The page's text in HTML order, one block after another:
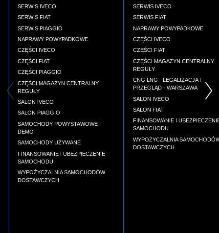
SERWIS IVECO
SERWIS FIAT
SERWIS PIAGGIO
NAPRAWY POWYPADKOWE
CZĘŚCI IVECO
CZĘŚCI FIAT
CZĘŚCI PIAGGIO
CZĘŚCI MAGAZYN CENTRALNY
REGUŁY
SALON IVECO
SALON PIAGGIO
SAMOCHODY POWYSTAWOWE I
DEMO
SAMOCHODY UŻYWANE
FINANSOWANIE I UBEZPIECZENIE
SAMOCHODU
WYPOŻYCZALNIA SAMOCHODÓW
DOSTAWCZYCH
SERWIS IVECO
SERWIS FIAT
NAPRAWY POWYPADKOWE
CZĘŚCI IVECO
CZĘŚCI FIAT
CZĘŚCI MAGAZYN CENTRALNY
REGUŁY
CNG LNG - LEGALIZACJA I
PRZEGLĄD - WARSZAWA
SALON IVECO
SALON FIAT
FINANSOWANIE I
SAMOCHODU
WYPOŻYCZALNIA
DOSTAWCZYCH